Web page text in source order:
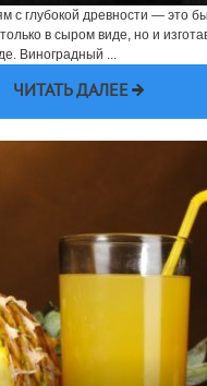
с глубокой древности — это
в сыром виде, но и
Виноградный ...
ЧИТАТЬ ДАЛЕЕ